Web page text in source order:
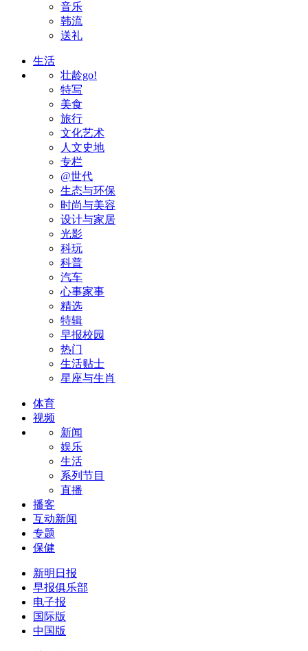
音乐
韩流
送礼
生活
壮龄go!
特写
美食
旅行
文化艺术
人文史地
专栏
@世代
生态与环保
时尚与美容
设计与家居
光影
科玩
科普
汽车
心事家事
精选
特辑
早报校园
热门
生活贴士
星座与生肖
体育
视频
新闻
娱乐
生活
系列节目
直播
播客
互动新闻
专题
保健
新明日报
早报俱乐部
电子报
国际版
中国版